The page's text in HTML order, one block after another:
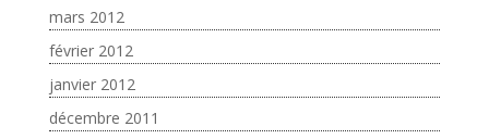
mars 2012
février 2012
janvier 2012
décembre 2011